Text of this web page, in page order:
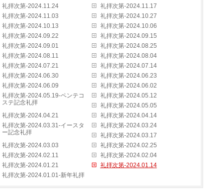
礼拝次第-2024.11.24
礼拝次第-2024.11.17
礼拝次第-2024.11.03
礼拝次第-2024.10.27
礼拝次第-2024.10.13
礼拝次第-2024.10.06
礼拝次第-2024.09.22
礼拝次第-2024.09.15
礼拝次第-2024.09.01
礼拝次第-2024.08.25
礼拝次第-2024.08.11
礼拝次第-2024.08.04
礼拝次第-2024.07.21
礼拝次第-2024.07.14
礼拝次第-2024.06.30
礼拝次第-2024.06.23
礼拝次第-2024.06.09
礼拝次第-2024.06.02
礼拝次第-2024.05.19-ペンテコ
ステ記念礼拝
礼拝次第-2024.05.12
礼拝次第-2024.05.05
礼拝次第-2024.04.21
礼拝次第-2024.04.14
礼拝次第-2024.03.31-イースタ
ー記念礼拝
礼拝次第-2024.03.24
礼拝次第-2024.03.17
礼拝次第-2024.03.03
礼拝次第-2024.02.25
礼拝次第-2024.02.11
礼拝次第-2024.02.04
礼拝次第-2024.01.21
礼拝次第-2024.01.14
礼拝次第-2024.01.01-新年礼拝